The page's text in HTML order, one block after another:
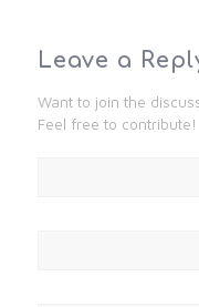
Leave a
Want to join the
Feel free to contribute!